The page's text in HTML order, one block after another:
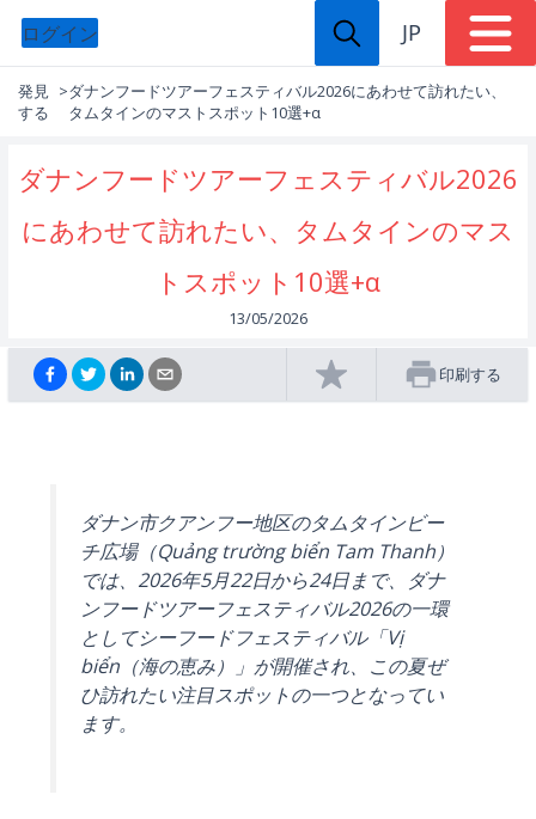
ログイン JP
発見
する
>ダナンフードツアーフェスティバル2026にあわせて訪れたい、
タムタインのマストスポット10選+α
ダナンフードツアーフェスティバル2026
にあわせて訪れたい、タムタインのマス
トスポット10選+α
13/05/2026
印刷する
ダナン市クアンフー地区のタムタインビー
チ広場（Quảng trường biển Tam Thanh）
では、2026年5月22日から24日まで、ダナ
ンフードツアーフェスティバル2026の一環
としてシーフードフェスティバル「Vị
biển（海の恵み）」が開催され、この夏ぜ
ひ訪れたい注目スポットの一つとなってい
ます。